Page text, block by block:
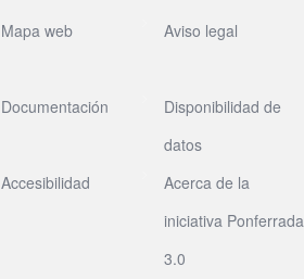
Mapa web Aviso legal
Documentación
Disponibilidad de
datos
Accesibilidad
Acerca de la
iniciativa Ponferrada
3.0